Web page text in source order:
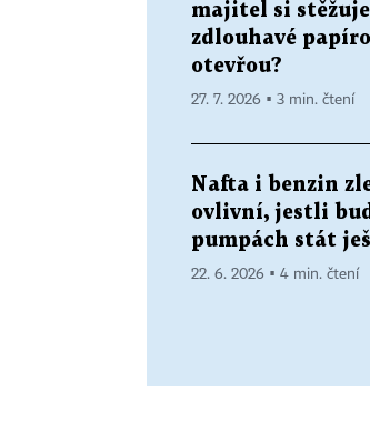
majitel si
zdlouhavé
otevřou?
27. 7. 2026 ▪ 3 min. čtení
Nafta i benzin
ovlivní, jestli
pumpách stát
22. 6. 2026 ▪ 4 min. čtení